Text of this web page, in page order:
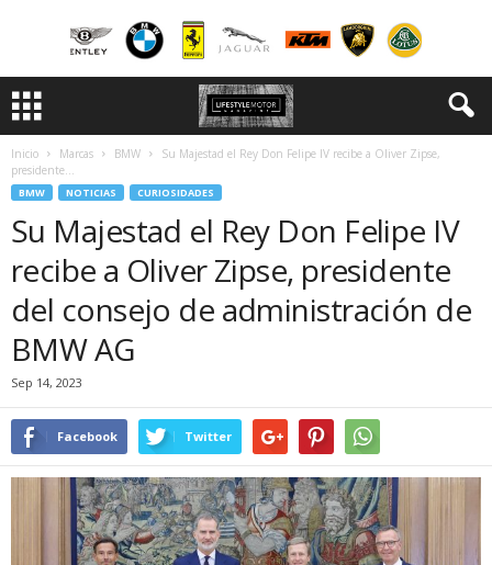
Inicio Marcas BMW
Su Majestad el Rey Don Felipe IV recibe a Oliver Zipse,
presidente...
BMW NOTICIAS CURIOSIDADES
Su Majestad el Rey Don Felipe IV
recibe a Oliver Zipse, presidente
del consejo de administración de
BMW AG
Sep 14, 2023
Facebook Twitter